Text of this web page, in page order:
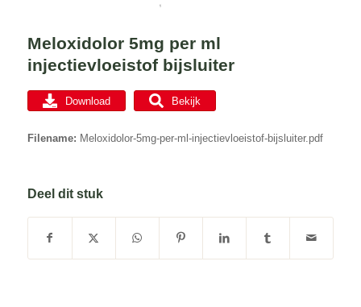
Meloxidolor 5mg per ml
injectievloeistof bijsluiter
Download Bekijk
Filename: Meloxidolor-5mg-per-ml-injectievloeistof-bijsluiter.pdf
Deel dit stuk